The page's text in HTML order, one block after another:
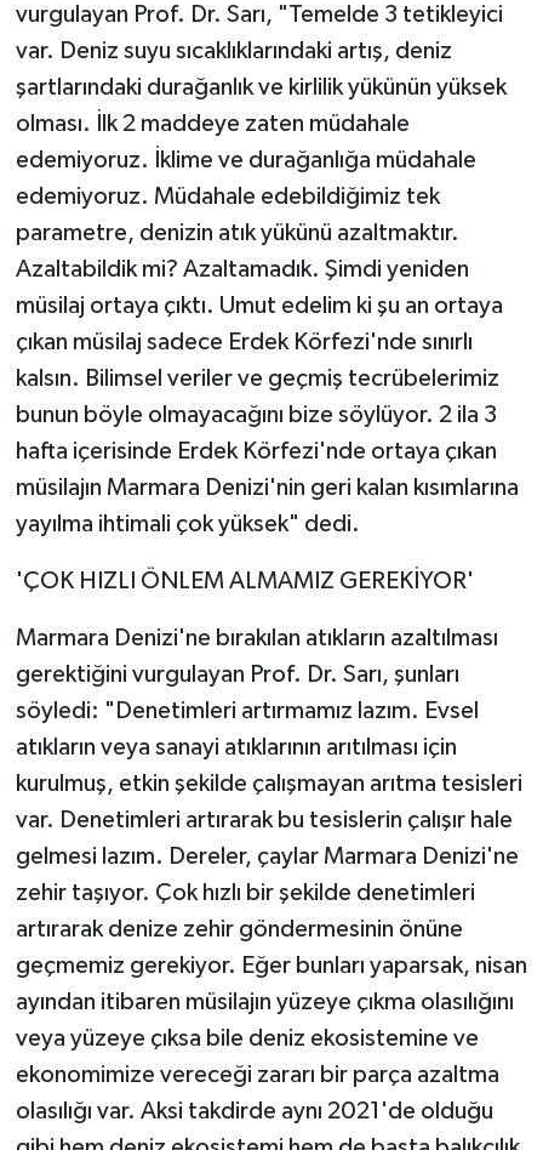
vurgulayan Prof. Dr. Sarı, "Temelde 3 tetikleyici
var. Deniz suyu sıcaklıklarındaki artış, deniz
şartlarındaki durağanlık ve kirlilik yükünün yüksek
olması. İlk 2 maddeye zaten müdahale
edemiyoruz. İklime ve durağanlığa müdahale
edemiyoruz. Müdahale edebildiğimiz tek
parametre, denizin atık yükünü azaltmaktır.
Azaltabildik mi? Azaltamadık. Şimdi yeniden
müsilaj ortaya çıktı. Umut edelim ki şu an ortaya
çıkan müsilaj sadece Erdek Körfezi'nde sınırlı
kalsın. Bilimsel veriler ve geçmiş tecrübelerimiz
bunun böyle olmayacağını bize söylüyor. 2 ila 3
hafta içerisinde Erdek Körfezi'nde ortaya çıkan
müsilajın Marmara Denizi'nin geri kalan kısımlarına
yayılma ihtimali çok yüksek" dedi.
'ÇOK HIZLI ÖNLEM ALMAMIZ GEREKİYOR'
Marmara Denizi'ne bırakılan atıkların azaltılması
gerektiğini vurgulayan Prof. Dr. Sarı, şunları
söyledi: "Denetimleri artırmamız lazım. Evsel
atıkların veya sanayi atıklarının arıtılması için
kurulmuş, etkin şekilde çalışmayan arıtma tesisleri
var. Denetimleri artırarak bu tesislerin çalışır hale
gelmesi lazım. Dereler, çaylar Marmara Denizi'ne
zehir taşıyor. Çok hızlı bir şekilde denetimleri
artırarak denize zehir göndermesinin önüne
geçmemiz gerekiyor. Eğer bunları yaparsak, nisan
ayından itibaren müsilajın yüzeye çıkma olasılığını
veya yüzeye çıksa bile deniz ekosistemine ve
ekonomimize vereceği zararı bir parça azaltma
olasılığı var. Aksi takdirde aynı 2021'de olduğu